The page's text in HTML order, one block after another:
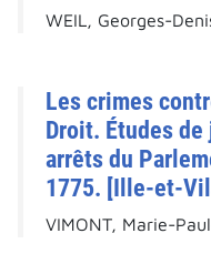
WEIL, Georges-
Les crimes
Droit. Études de
arrêts du
1775. [Ille-et-
VIMONT, Marie-